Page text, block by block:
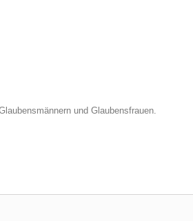
und Glaubensfrauen.